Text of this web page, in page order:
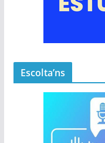
Escolta’ns